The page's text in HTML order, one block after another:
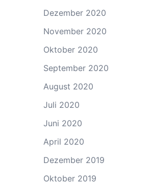
Dezember 2020
November 2020
Oktober 2020
September 2020
August 2020
Juli 2020
Juni 2020
April 2020
Dezember 2019
Oktober 2019